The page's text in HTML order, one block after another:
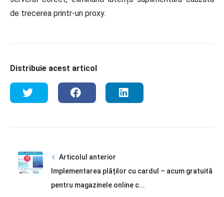
de trecerea printr-un proxy.
Distribuie acest articol
Articolul anterior
Implementarea plăților cu cardul – acum gratuită
pentru magazinele online c...